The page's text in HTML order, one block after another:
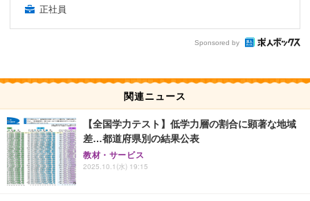
正社員
Sponsored by
関連ニュース
【全国学力テスト】低学力層の割合に顕著な地域
差…都道府県別の結果公表
教材・サービス
2025.10.1(水) 19:15